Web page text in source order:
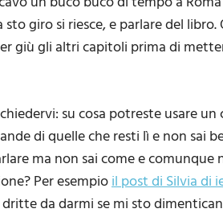
giro si riesce, e parlare del
giù gli altri capitoli prima di
su cosa potreste usare un
di quelle che resti lì e non sai
ma non sai come e
Per esempioil post di Silvia di
da darmi se mi sto